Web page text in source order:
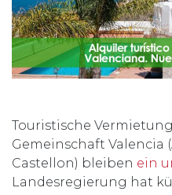
Touristische
Gemeinschaft Valencia
Castellon) bleiben ein
Landesregierung hat